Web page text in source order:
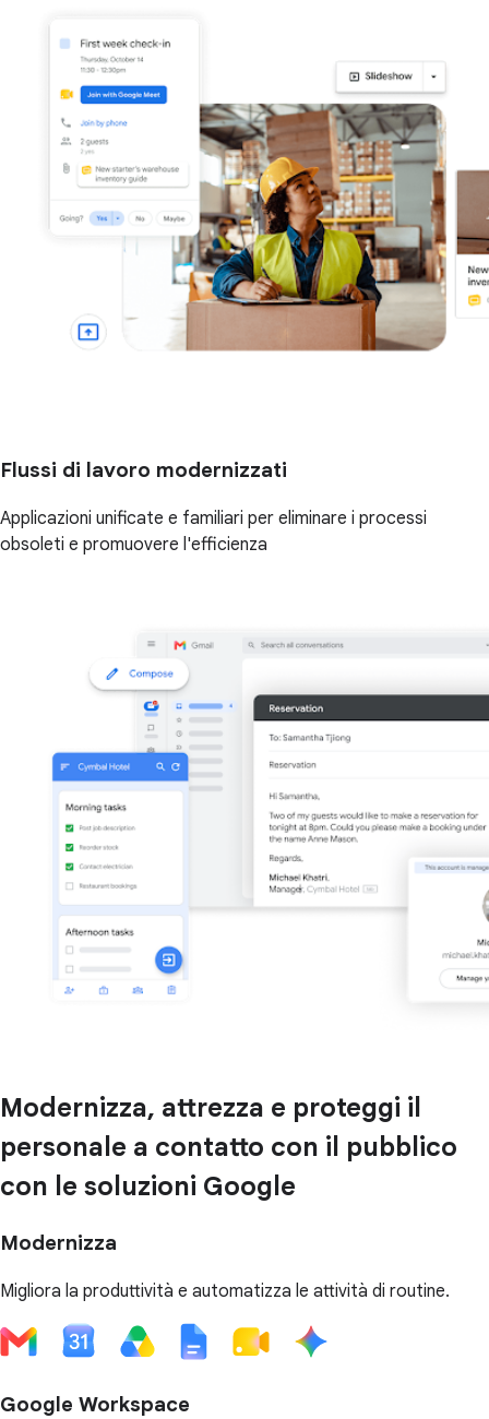
Flussi di lavoro modernizzati
Applicazioni unificate e familiari per eliminare i processi
obsoleti e promuovere l'efficienza
Modernizza, attrezza e proteggi il
personale a contatto con il pubblico
con le soluzioni Google
Modernizza
Migliora la produttività e automatizza le attività di routine.
Google Workspace